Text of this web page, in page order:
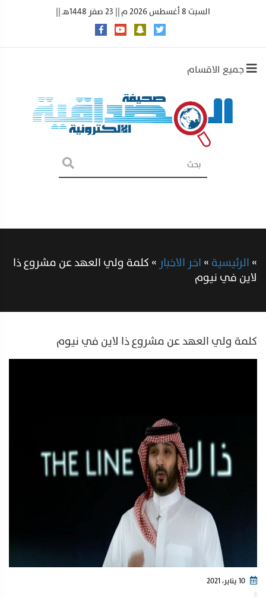
السبت 8 أغسطس 2026 م || 23 صفر 1448هـ ||
جميع الاقسام
»الرئيسية»اخر الاخبار »كلمة ولي العهد عن مشروع ذا
لاين في نيوم
كلمة ولي العهد عن مشروع ذا لاين في نيوم